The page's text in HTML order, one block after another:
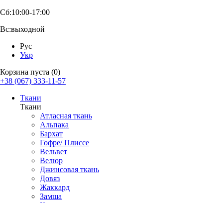
Сб:10:00-17:00
Вс:выходной
Рус
Укр
Корзина пуста (0)
+38 (067) 333-11-57
Ткани
Ткани
Атласная ткань
Альпака
Бархат
Гофре/ Плиссе
Вельвет
Велюр
Джинсовая ткань
Довяз
Жаккард
Замша